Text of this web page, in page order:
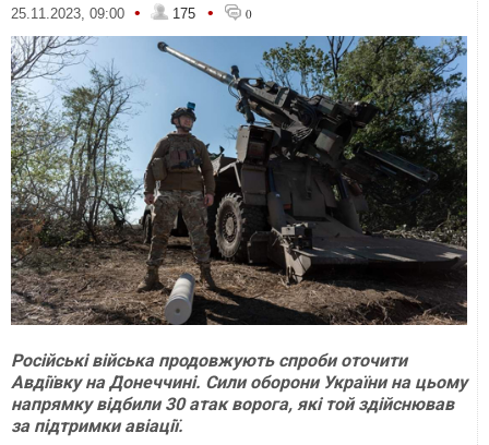
25.11.2023, 09:00 • 175 • 0
Російські війська продовжують спроби оточити
Авдіївку на Донеччині. Сили оборони України на цьому
напрямку відбили 30 атак ворога, які той здійснював
за підтримки авіації.